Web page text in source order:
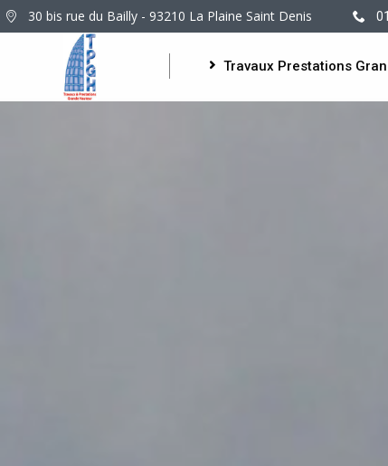
30 bis rue du Bailly - 93210 La Plaine Saint Denis
Travaux Prestations